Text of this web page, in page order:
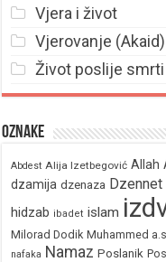
Vjera i život
Vjerovanje (Akaid)
Život poslije smrti
Oznake
Abdest Alija Izetbegović Allah
dzamija dzenaza Dzennet
hidzab ibadet islam
Milorad Dodik Muhammed
nafaka Namaz Poslanik